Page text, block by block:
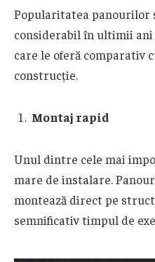
Popularitatea panourilor
considerabil în ultimii
care le oferă comparativ
construcție.
Montaj rapid
Unul dintre cele mai
mare de instalare.
montează direct pe
semnificativ timpul de